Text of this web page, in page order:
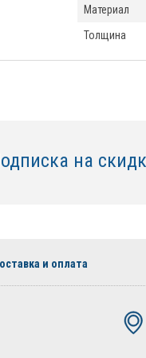
Материал
Толщина
на
и оплата